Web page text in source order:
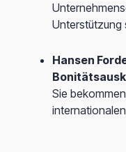
Unterstützung
Hansen
Sie